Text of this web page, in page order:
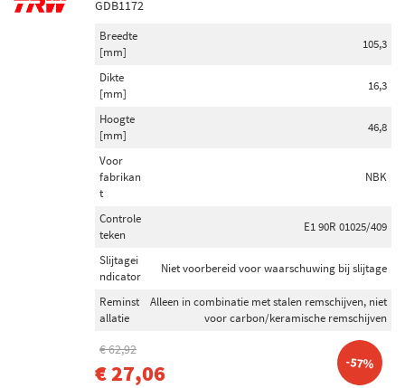
GDB1172
Breedte
[mm]
105,3
Dikte
[mm]
16,3
Hoogte
[mm]
46,8
Voor
fabrikan
t
NBK
Controle
teken
E1 90R 01025/409
Slijtagei
ndicator
Niet voorbereid voor waarschuwing bij slijtage
Reminst
allatie
Alleen in combinatie met stalen remschijven, niet
voor carbon/keramische remschijven
€ 62,92
€ 27,06 -57%